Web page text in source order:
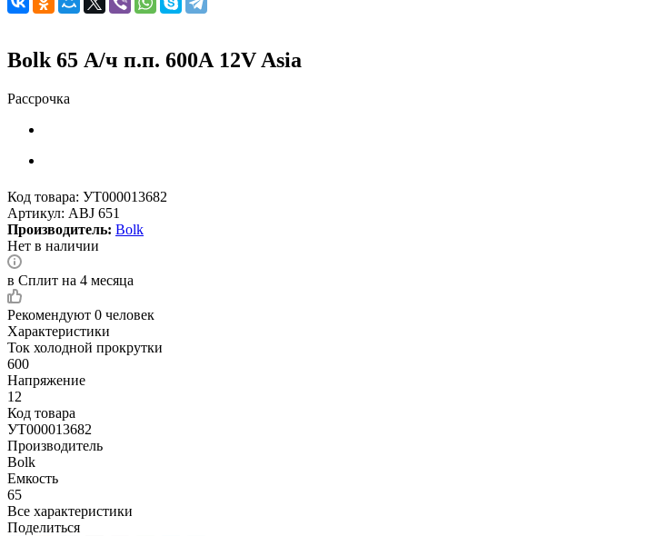
Bolk 65 А/ч п.п. 600А 12V Asia
Рассрочка
Код товара: УТ000013682
Артикул: ABJ 651
Производитель: Bolk
Нет в наличии
в Сплит на 4 месяца
Рекомендуют 0 человек
Характеристики
Ток холодной прокрутки
600
Напряжение
12
Код товара
УТ000013682
Производитель
Bolk
Емкость
65
Все характеристики
Поделиться